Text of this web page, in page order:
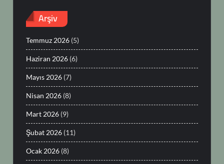
Arşiv
Temmuz 2026 (5)
Haziran 2026 (6)
Mayıs 2026 (7)
Nisan 2026 (8)
Mart 2026 (9)
Şubat 2026 (11)
Ocak 2026 (8)